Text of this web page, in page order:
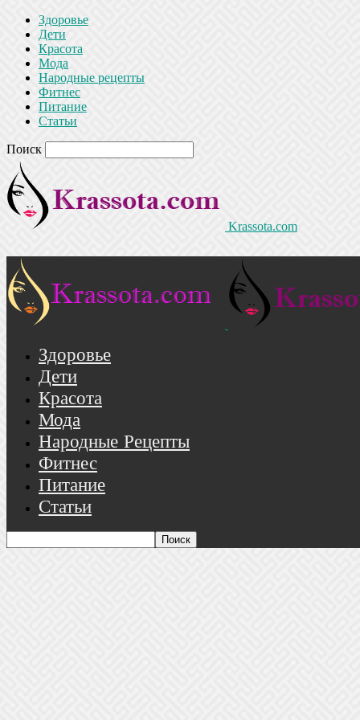
Здоровье
Дети
Красота
Мода
Народные рецепты
Фитнес
Питание
Статьи
Поиск
Krassota.com
Здоровье
Дети
Красота
Мода
Народные Рецепты
Фитнес
Питание
Статьи